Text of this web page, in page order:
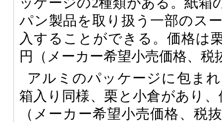
パン製品を取り扱う一部のス
入することができる。価格は
円（メーカー希望小売価格、税
アルミのパッケージに包ま
箱入り同様、栗と小倉があり
（メーカー希望小売価格、税